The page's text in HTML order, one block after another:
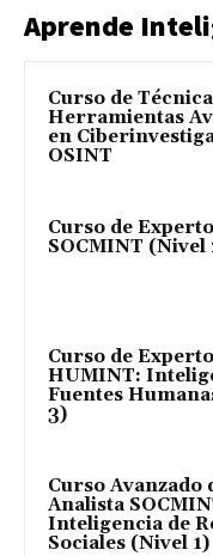
Aprende
Curso de
Herramientas
en
OSINT
Curso de
SOCMINT (Nivel
Curso de Experto
HUMINT:
Fuentes
3)
Curso Avanzado
Analista
Inteligencia de
Sociales (Nivel 1)